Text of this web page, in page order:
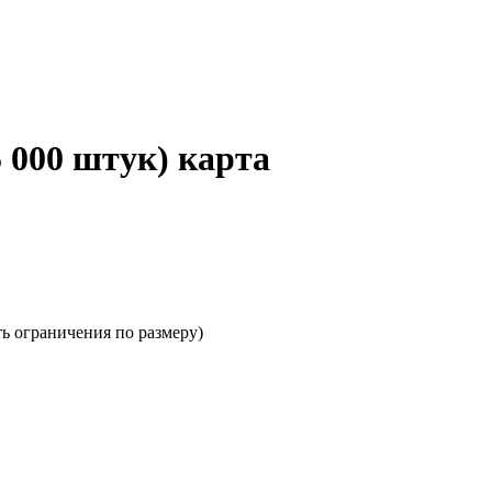
штук) карта
ограничения по размеру)